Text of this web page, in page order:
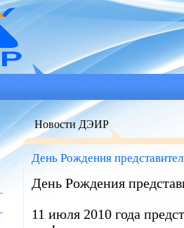
Новости ДЭИР
День Рождения
День Рождения
11 июля 2010 года